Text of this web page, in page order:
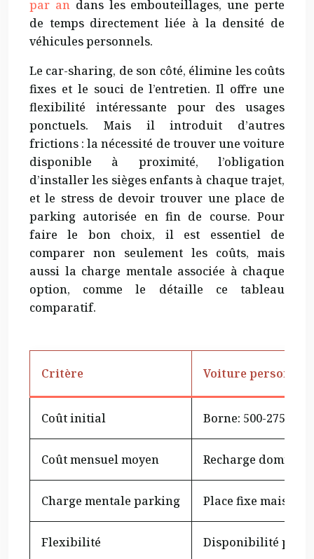
par andans les embouteillages, une perte
de temps directement liée à la densité de
véhicules personnels.
Le car-sharing, de son côté, élimine les coûts
fixes et le souci de l’entretien. Il offre une
flexibilité intéressante pour des usages
ponctuels. Mais il introduit d’autres
frictions : la nécessité de trouver une voiture
disponible à proximité, l’obligation
d’installer les sièges enfants à chaque trajet,
et le stress de devoir trouver une place de
parking autorisée en fin de course. Pour
faire le bon choix, il est essentiel de
comparer non seulement les coûts, mais
aussi la charge mentale associée à chaque
option, comme le détaille ce tableau
comparatif.
Critère Voiture
Coût initial Borne: 500-2750€
Coût mensuel moyen Recharge
Charge mentale parking Place fixe mais
Flexibilité Disponibilité